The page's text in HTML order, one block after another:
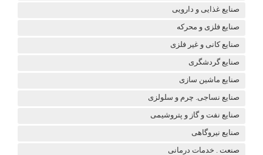
صنایع غذایی و دارویی
صنایع فلزی و محرکه
صنایع کانی و غیر فلزی
صنایع گردشگری
صنایع ماشین سازی
صنایع نساجی. چرم و سلولزی
صنایع نفت و گاز و پتروشیمی
صنایع نیروگاهی
صنعت . خدمات درمانی